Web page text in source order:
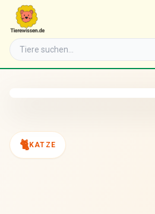
🐈KATZE